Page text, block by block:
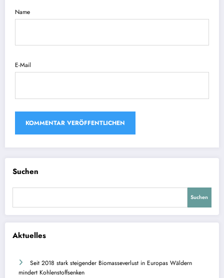
Name
E-Mail
Suchen
Suchen
Aktuelles
Seit 2018 stark steigender Biomasseverlust in Europas Wäldern
mindert Kohlenstoffsenken